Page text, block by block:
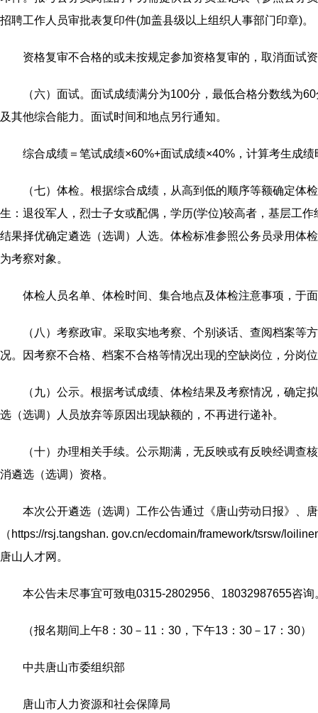
招聘工作人员审批表复印件(加盖县级以上组织人事部门印章)。
资格复审不合格的或未按规定参加资格复审的，取消面试
（六）面试。面试成绩满分为100分，最低合格分数线为
及其他综合能力。面试时间和地点另行通知。
综合成绩＝笔试成绩×60%+面试成绩×40%，计算考生成
（七）体检。根据综合成绩，从高到低的顺序等额确定
生：退役军人，烈士子女或配偶，学历(学位)较高者，基层工
结果择优确定遴选（选调）人选。体检标准参照公务员录用体
为考察对象。
体检人员名单、体检时间、集合地点及体检注意事项，于
（八）考察政审。采取实地考察、个别谈话、查阅档案
况。因考察不合格、档案不合格等情况出现的空缺岗位，分岗
（九）公示。根据考试成绩、体检结果及考察情况，确
选（选调）人员放弃等原因出现缺额的，不再进行递补。
（十）办理相关手续。公示期满，无反映或有反映经调
消遴选（选调）资格。
本次公开遴选（选调）工作公告通过《唐山劳动日报》、
（https://rsj.tangshan. gov.cn/ecdomain/framework/tsrsw/
唐山人才网。
本公告未尽事宜可致电0315-2802956、18032987655咨询
（报名期间上午8：30－11：30，下午13：30－17：30）
中共唐山市委组织部
唐山市人力资源和社会保障局